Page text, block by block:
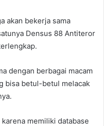
akan bekerja sama
Densus 88 Antiteror
dengan berbagai macam
bisa betul-betul melacak
memiliki database